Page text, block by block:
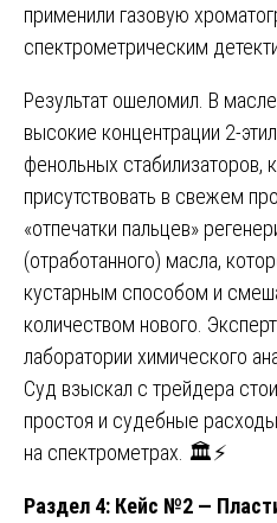
применили газовую
спектрометрическим
Результат ошеломил. В
высокие концентрации 2-
фенольных
присутствовать в свежем
«отпечатки пальцев»
(отработанного) масла,
кустарным способом и
количеством нового.
лаборатории химического
Суд взыскал с трейдера
простоя и судебные
на спектрометрах. 🏛️⚡
Раздел 4: Кейс №2 —